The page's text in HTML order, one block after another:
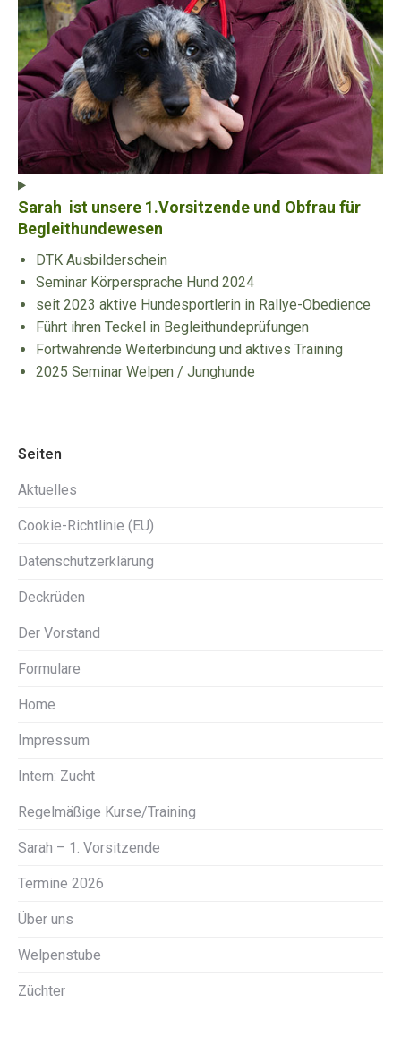
Sarah ist unsere 1.Vorsitzende und Obfrau für
Begleithundewesen
DTK Ausbilderschein
Seminar Körpersprache Hund 2024
seit 2023 aktive Hundesportlerin in Rallye-Obedience
Führt ihren Teckel in Begleithundeprüfungen
Fortwährende Weiterbindung und aktives Training
2025 Seminar Welpen / Junghunde
Seiten
Aktuelles
Cookie-Richtlinie (EU)
Datenschutzerklärung
Deckrüden
Der Vorstand
Formulare
Home
Impressum
Intern: Zucht
Regelmäßige Kurse/Training
Sarah – 1. Vorsitzende
Termine 2026
Über uns
Welpenstube
Züchter